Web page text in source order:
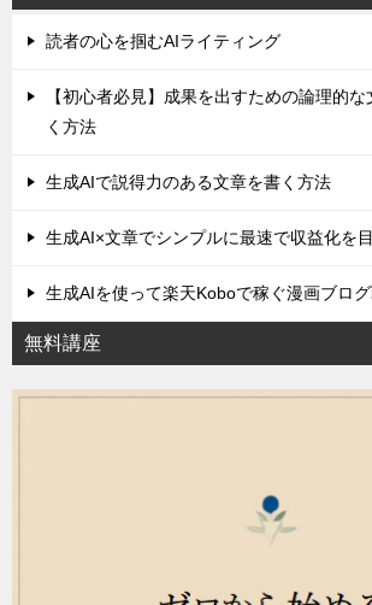
読者の心を掴むAIライティング
【初心者必見】成果を出すための論理的
く方法
生成AIで説得力のある文章を書く方法
生成AI×文章でシンプルに最速で収益化を
生成AIを使って楽天Koboで稼ぐ漫画ブロ
無料講座